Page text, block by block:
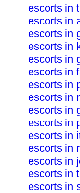
escorts in
escorts in
escorts in
escorts in
escorts in
escorts in
escorts in
escorts in
escorts in
escorts in
escorts in
escorts in
escorts in
escorts in
escorts in